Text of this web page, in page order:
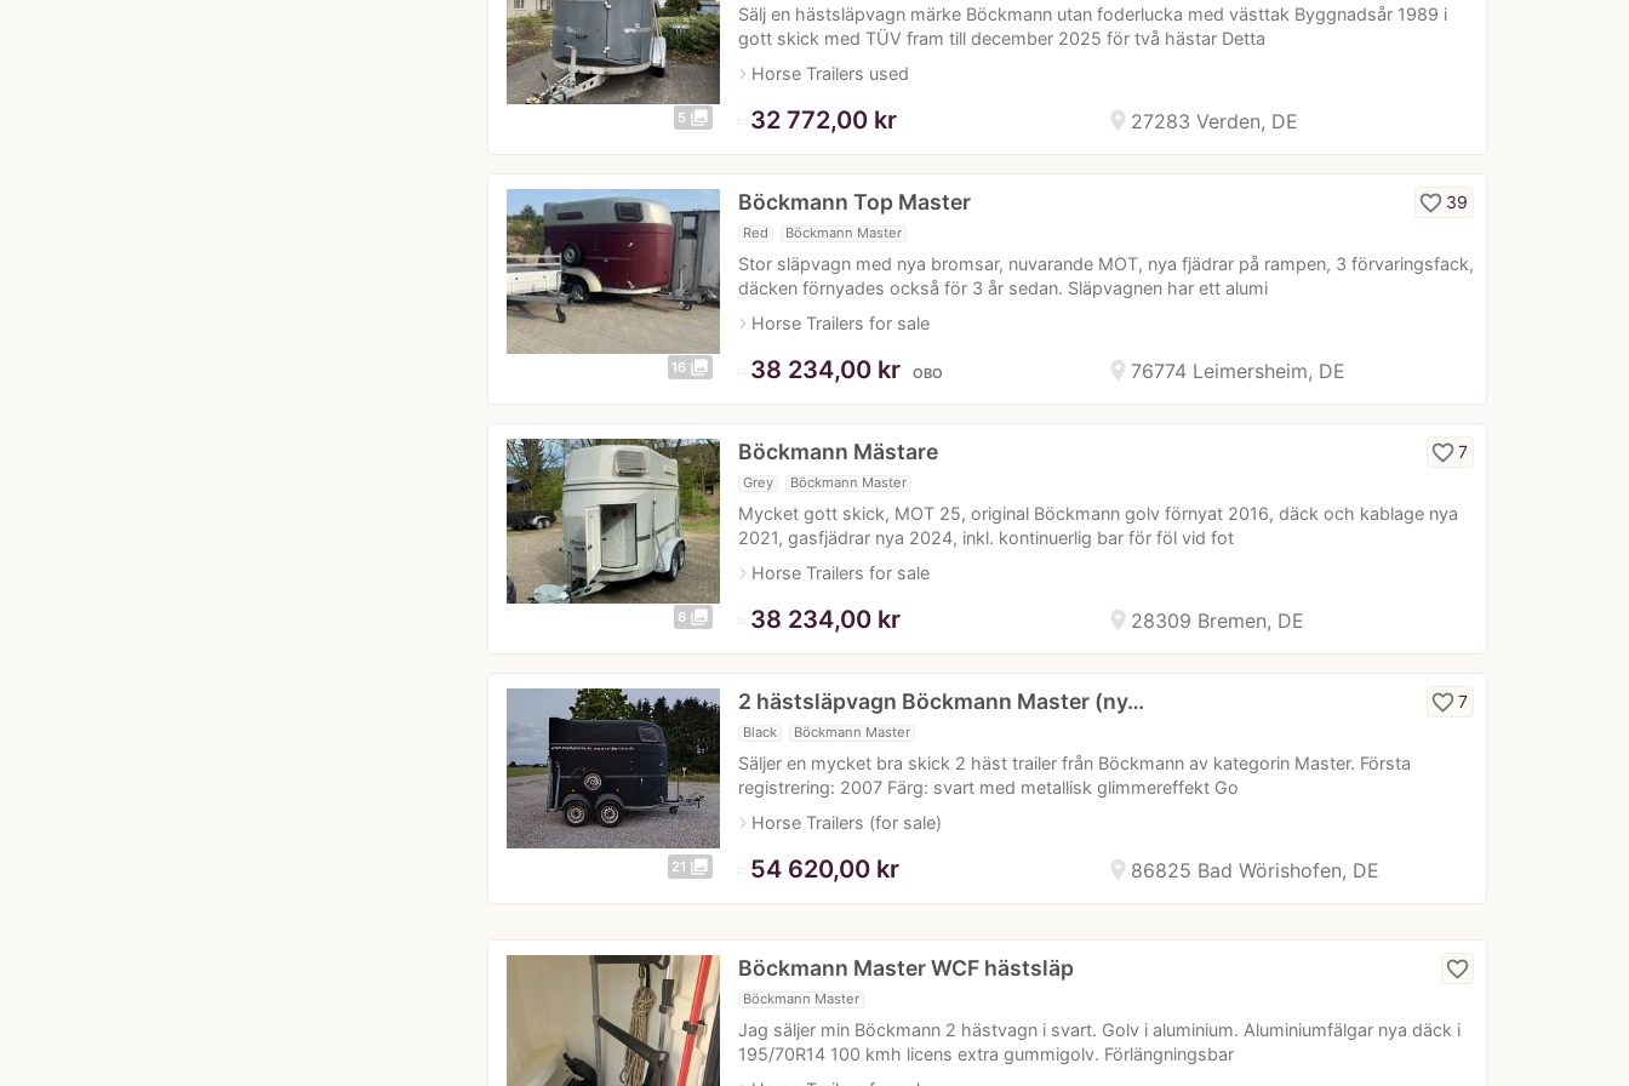
5 photo_library
Sälj en hästsläpvagn märke Böckmann utan foderlucka med västtak Byggnadsår 1989 i
gott skick med TÜV fram till december 2025 för två hästar Detta
navigate_nextHorse Trailers used
location_on 27283 Verden, DE
≈32 772,00 kr
16 photo_library
Böckmann Top Master
Red Böckmann Master
Stor släpvagn med nya bromsar, nuvarande MOT, nya fjädrar på rampen, 3 förvaringsfack,
däcken förnyades också för 3 år sedan. Släpvagnen har ett alumi
navigate_nextHorse Trailers for sale
favorite_border 39
location_on 76774 Leimersheim, DE
≈38 234,00 kr OBO
6 photo_library
Böckmann Mästare
Grey Böckmann Master
Mycket gott skick, MOT 25, original Böckmann golv förnyat 2016, däck och kablage nya
2021, gasfjädrar nya 2024, inkl. kontinuerlig bar för föl vid fot
navigate_nextHorse Trailers for sale
favorite_border7
location_on 28309 Bremen, DE
≈38 234,00 kr
21 photo_library
2 hästsläpvagn Böckmann Master (ny…
Black Böckmann Master
Säljer en mycket bra skick 2 häst trailer från Böckmann av kategorin Master. Första
registrering: 2007 Färg: svart med metallisk glimmereffekt Go
navigate_nextHorse Trailers (for sale)
favorite_border7
location_on 86825 Bad Wörishofen, DE
≈54 620,00 kr
Böckmann Master WCF hästsläp
Böckmann Master
Jag säljer min Böckmann 2 hästvagn i svart. Golv i aluminium. Aluminiumfälgar nya däck i
195/70R14 100 kmh licens extra gummigolv. Förlängningsbar
favorite_border